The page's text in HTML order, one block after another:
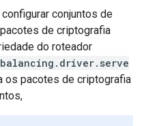
conjuntos de
de criptografia
do roteador
os pacotes de criptografia